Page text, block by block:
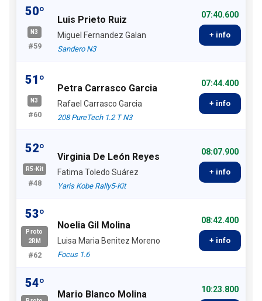
50º
N3
#59
Luis Prieto Ruiz
Miguel Fernandez Galan
Sandero N3
07:40.600
+ info
51º
N3
#60
Petra Carrasco Garcia
Rafael Carrasco Garcia
208 PureTech 1.2 T N3
07:44.400
+ info
52º
R5-Kit
#48
Virginia De León Reyes
Fatima Toledo Suárez
Yaris Kobe Rally5-Kit
08:07.900
+ info
53º
Proto
2RM
#62
Noelia Gil Molina
Luisa Maria Benitez Moreno
Focus 1.6
08:42.400
+ info
54º
Mario Blanco Molina 10:23.800